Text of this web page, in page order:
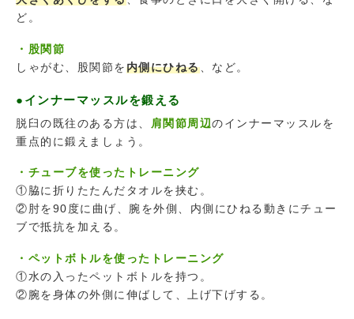
ど。
・股関節
しゃがむ、股関節を内側にひねる、など。
●インナーマッスルを鍛える
脱臼の既往のある方は、 肩関節周辺のインナーマッスルを
重点的に鍛えましょう。
・チューブを使ったトレーニング
①脇に折りたたんだタオルを挟む。
②肘を90度に曲げ、腕を外側、内側にひねる動きにチュー
ブで抵抗を加える。
・ペットボトルを使ったトレーニング
①水の入ったペットボトルを持つ。
②腕を身体の外側に伸ばして、上げ下げする。